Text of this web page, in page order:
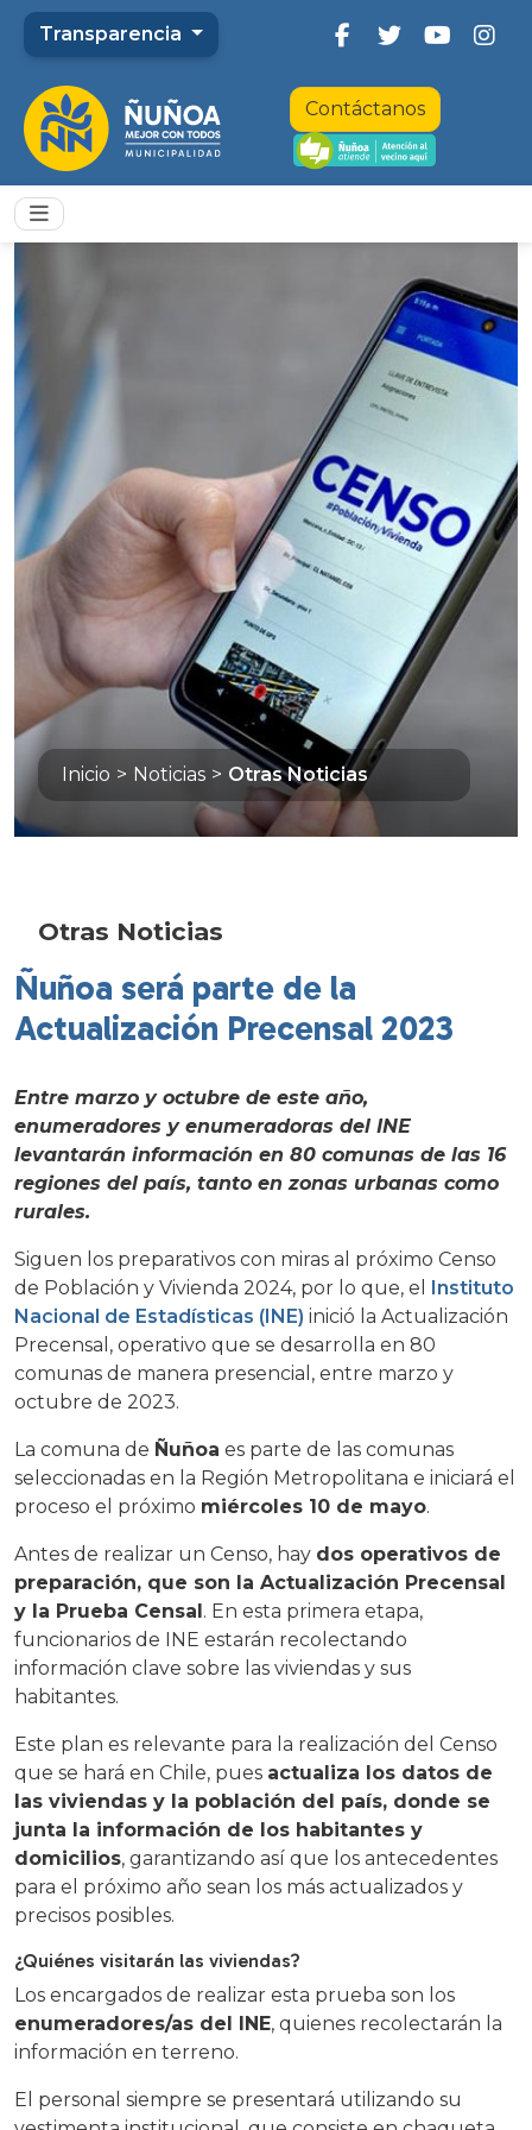
Transparencia
Contáctanos
Inicio > Noticias > Otras Noticias
Otras Noticias
Ñuñoa será parte de la
Actualización Precensal 2023
Entre marzo y octubre de este año,
enumeradores y enumeradoras del INE
levantarán información en 80 comunas de las 16
regiones del país, tanto en zonas urbanas como
rurales.
Siguen los preparativos con miras al próximo Censo
de Población y Vivienda 2024, por lo que, el Instituto
Nacional de Estadísticas (INE) inició la Actualización
Precensal, operativo que se desarrolla en 80
comunas de manera presencial, entre marzo y
octubre de 2023.
La comuna de Ñuñoa es parte de las comunas
seleccionadas en la Región Metropolitana e iniciará el
proceso el próximo miércoles 10 de mayo.
Antes de realizar un Censo, hay dos operativos de
preparación, que son la Actualización Precensal
y la Prueba Censal. En esta primera etapa,
funcionarios de INE estarán recolectando
información clave sobre las viviendas y sus
habitantes.
Este plan es relevante para la realización del Censo
que se hará en Chile, pues actualiza los datos de
las viviendas y la población del país, donde se
junta la información de los habitantes y
domicilios, garantizando así que los antecedentes
para el próximo año sean los más actualizados y
precisos posibles.
¿Quiénes visitarán las viviendas?
Los encargados de realizar esta prueba son los
enumeradores/as del INE, quienes recolectarán la
información en terreno.
El personal siempre se presentará utilizando su